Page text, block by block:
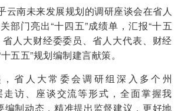
云南未来发展规划的调研座谈会在省人
部门亮出“十四五”成绩单，汇报“十五
人大财经委委员、省人大代表、财经
五五”规划编制建言献策。
省人大常委会调研组深入多个州
走访、座谈交流等形式，全面掌握我
编制动态，精准提出监督建议，更好地